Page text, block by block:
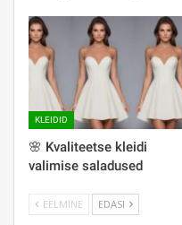
KLEIDID
🌸 Kvaliteetse kleidi
valimise saladused
EELMINE EDASI